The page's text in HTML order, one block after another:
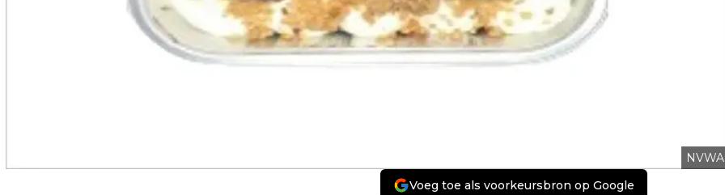
NVWA
Voeg toe als voorkeursbron op Google